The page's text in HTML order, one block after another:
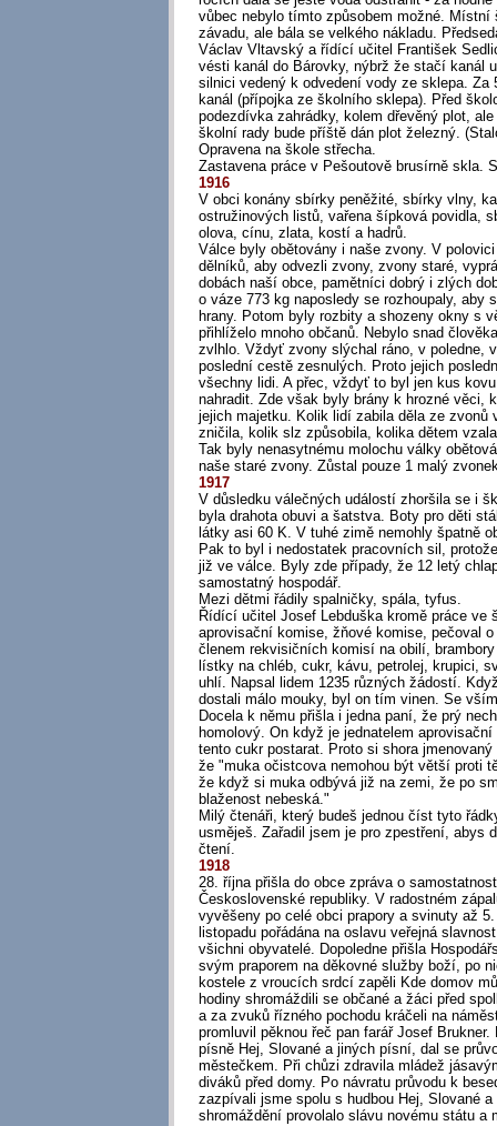
vůbec nebylo tímto způsobem možné. Místní
závadu, ale bála se velkého nákladu.
Václav Vltavský a řídící učitel František
vésti kanál do Bárovky, nýbrž že stačí kanál
silnici vedený k odvedení vody ze sklepa. Za
kanál (přípojka ze školního sklepa). Před
podezdívka zahrádky, kolem dřevěný plot,
školní rady bude příště dán plot železný.
Opravena na škole střecha.
Zastavena práce v Pešoutově brusírně skla.
1916
V obci konány sbírky peněžité, sbírky vlny,
ostružinových listů, vařena šípková povidla,
olova, cínu, zlata, kostí a hadrů.
Válce byly obětovány i naše zvony. V
dělníků, aby odvezli zvony, zvony staré,
dobách naší obce, pamětníci dobrý i zlých
o váze 773 kg naposledy se rozhoupaly, aby
hrany. Potom byly rozbity a shozeny okny s
přihlíželo mnoho občanů. Nebylo snad
zvlhlo. Vždyť zvony slýchal ráno, v poledne,
poslední cestě zesnulých. Proto jejich
všechny lidi. A přec, vždyť to byl jen kus
nahradit. Zde však byly brány k hrozné věci,
jejich majetku. Kolik lidí zabila děla ze zvonů
zničila, kolik slz způsobila, kolika dětem
Tak byly nenasytnému molochu války
naše staré zvony. Zůstal pouze 1 malý
1917
V důsledku válečných událostí zhoršila se i
byla drahota obuvi a šatstva. Boty pro děti
látky asi 60 K. V tuhé zimě nemohly špatně
Pak to byl i nedostatek pracovních sil,
již ve válce. Byly zde případy, že 12 letý
samostatný hospodář.
Mezi dětmi řádily spalničky, spála, tyfus.
Řídící učitel Josef Lebduška kromě práce ve
aprovisační komise, žňové komise, pečoval
členem rekvisičních komisí na obilí,
lístky na chléb, cukr, kávu, petrolej, krupici,
uhlí. Napsal lidem 1235 různých žádostí.
dostali málo mouky, byl on tím vinen. Se
Docela k němu přišla i jedna paní, že prý
homolový. On když je jednatelem
tento cukr postarat. Proto si shora
že "muka očistcova nemohou být větší proti
že když si muka odbývá již na zemi, že po
blaženost nebeská."
Milý čtenáři, který budeš jednou číst tyto
usměješ. Zařadil jsem je pro zpestření, abys
čtení.
1918
28. října přišla do obce zpráva o
Československé republiky. V radostném
vyvěšeny po celé obci prapory a svinuty až
listopadu pořádána na oslavu veřejná
všichni obyvatelé. Dopoledne přišla
svým praporem na děkovné služby boží, po
kostele z vroucích srdcí zapěli Kde domov
hodiny shromáždili se občané a žáci před
a za zvuků řízného pochodu kráčeli na
promluvil pěknou řeč pan farář Josef
písně Hej, Slované a jiných písní, dal se
městečkem. Při chůzi zdravila mládež
diváků před domy. Po návratu průvodu k
zazpívali jsme spolu s hudbou Hej, Slované
shromáždění provolalo slávu novému státu a